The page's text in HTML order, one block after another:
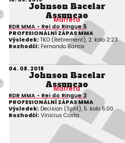
Johnson Bacelar
Assuncao
Marreta
RDR MMA - Rei do Ringue 5
PROFESIONÁLNÍ ZÁPAS MMA
Výsledek: TKO (Retirement), 2. kolo 2:23
Rozhodčí: Fernando Barros
04. 08. 2018
Johnson Bacelar
Assuncao
Marreta
RDR MMA - Rei do Ringue 3
PROFESIONÁLNÍ ZÁPAS MMA
Výsledek: Decision (Split), 5. kolo 5:00
Rozhodčí: Vinicius Costa